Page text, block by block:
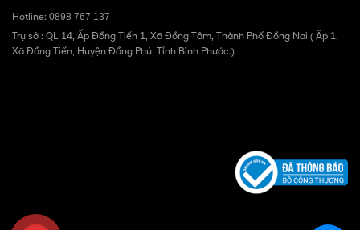
Hotline: 0898 767 137
Trụ sở : QL 14, Ấp Đồng Tiến 1, Xã Đồng Tâm, Thành Phố Đồng Nai ( Âp 1,
Xã Đồng Tiến, Huyện Đồng Phú, Tỉnh Bình Phước.)